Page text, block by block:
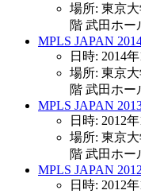
場所: 東京
階 武田ホー
MPLS JAPAN
日時: 2014
場所: 東京
階 武田ホー
MPLS JAPAN
日時: 2012
場所: 東京
階 武田ホー
MPLS JAPAN 2012
日時: 2012